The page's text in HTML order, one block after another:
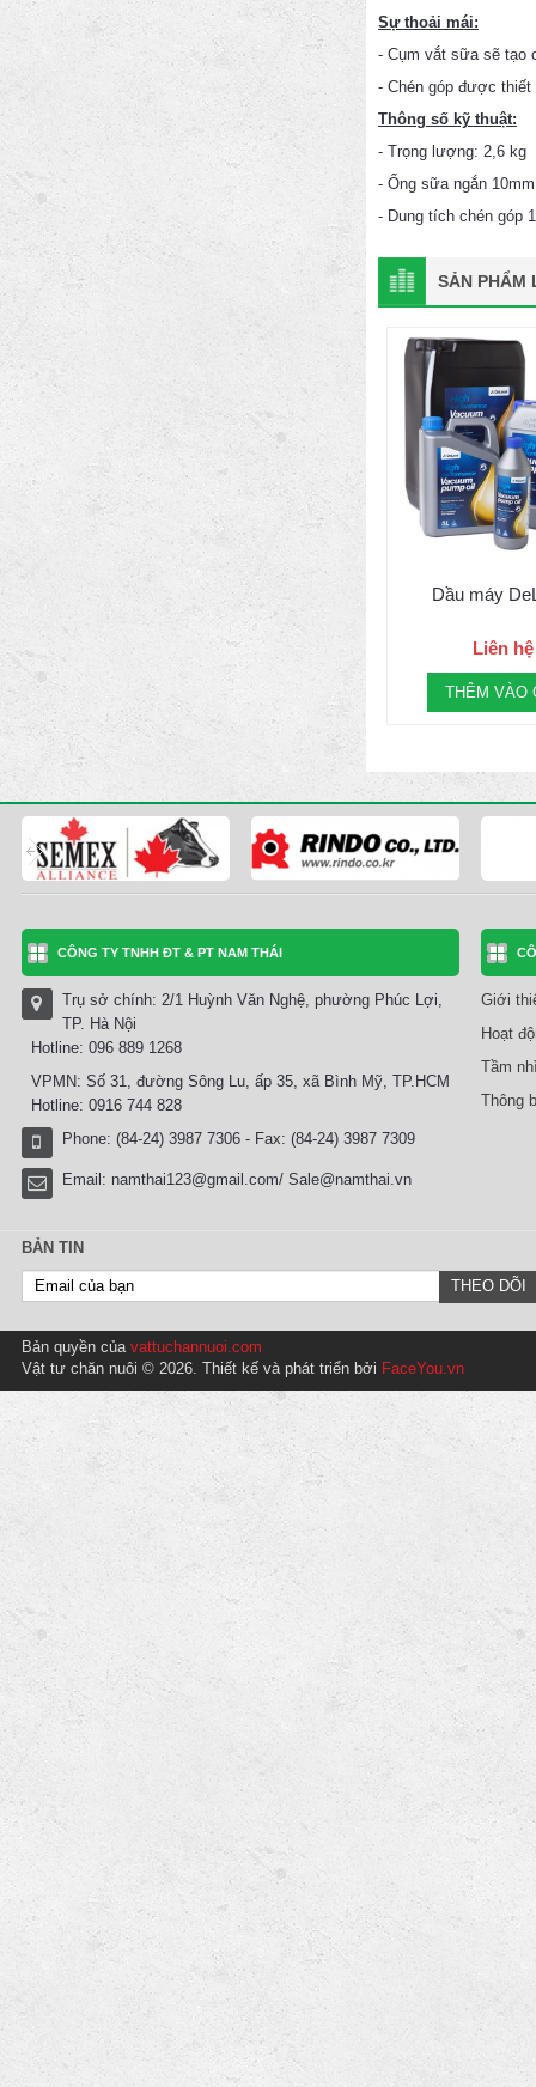
Sự thoải mái:
- Cụm vắt sữa sẽ tạo
- Chén góp được
Thông số kỹ thuật:
- Trọng lượng: 2,6 kg
- Ống sữa ngắn 10mm
- Dung tích chén góp
SẢN PHẨM
Dầu máy
Liên hệ
THÊM VÀO
CÔNG TY TNHH ĐT & PT NAM THÁI
Trụ sở chính: 2/1 Huỳnh Văn Nghệ, phường Phúc Lợi,
TP. Hà Nội
Hotline: 096 889 1268
VPMN: Số 31, đường Sông Lu, ấp 35, xã Bình Mỹ, TP.HCM
Hotline: 0916 744 828
Phone: (84-24) 3987 7306 - Fax: (84-24) 3987 7309
Email: namthai123@gmail.com/ Sale@namthai.vn
Giới
Hoạt
Tầm
Thông
BẢN TIN
Bản quyền của vattuchannuoi.com
Vật tư chăn nuôi © 2026. Thiết kế và phát triển bởi FaceYou.vn